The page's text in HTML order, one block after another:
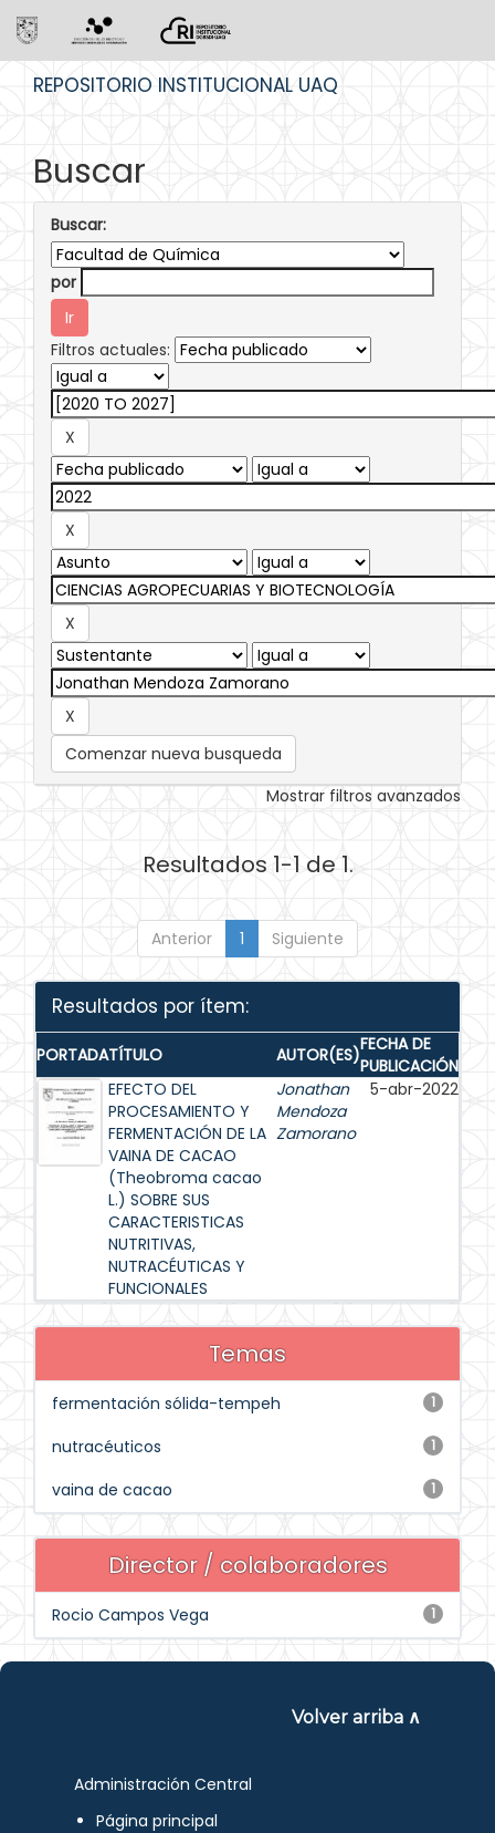
REPOSITORIO INSTITUCIONAL UAQ
Buscar
Buscar:
por
Filtros actuales:
Comenzar nueva busqueda
Mostrar filtros avanzados
Resultados 1-1 de 1.
Anterior 1 Siguiente
Resultados por ítem:
PORTADATÍTULO AUTOR(ES)FECHA DE
PUBLICACIÓN
EFECTO DEL
PROCESAMIENTO Y
FERMENTACIÓN DE LA
VAINA DE CACAO
(Theobroma cacao
L.) SOBRE SUS
CARACTERISTICAS
NUTRITIVAS,
NUTRACÉUTICAS Y
FUNCIONALES
Jonathan
Mendoza
Zamorano
5-abr-2022
Temas
1
fermentación sólida-tempeh
1
nutracéuticos
1
vaina de cacao
Director / colaboradores
1
Rocio Campos Vega
Volver arriba ∧
Administración Central
Página principal